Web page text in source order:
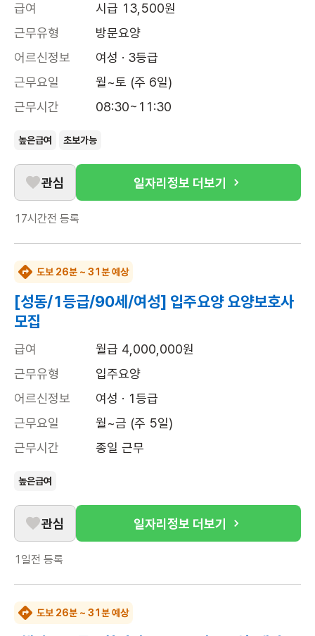
급여
시급 13,500원
근무유형
방문요양
어르신정보
여성 · 3등급
근무요일
월~토 (주 6일)
근무시간
08:30~11:30
높은급여 초보가능
관심 일자리정보 더보기
17시간전 등록
도보 26분 ~ 31분 예상
[성동/1등급/90세/여성] 입주요양 요양보호사
모집
급여
월급 4,000,000원
근무유형
입주요양
어르신정보
여성 · 1등급
근무요일
월~금 (주 5일)
근무시간
종일 근무
높은급여
관심 일자리정보 더보기
1일전 등록
도보 26분 ~ 31분 예상